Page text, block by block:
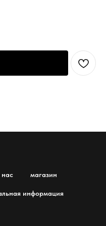
нас магазин
информация